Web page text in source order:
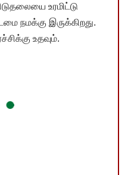
உரமிட்டு
நமக்கு இருக்கிறது.
உதவும்.